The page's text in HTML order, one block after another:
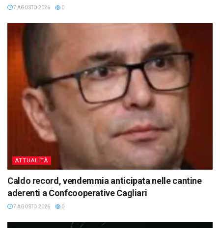
7 AGOSTO 2026 0
ATTUALITÀ
Caldo record, vendemmia anticipata nelle cantine
aderenti a Confcooperative Cagliari
7 AGOSTO 2026 0